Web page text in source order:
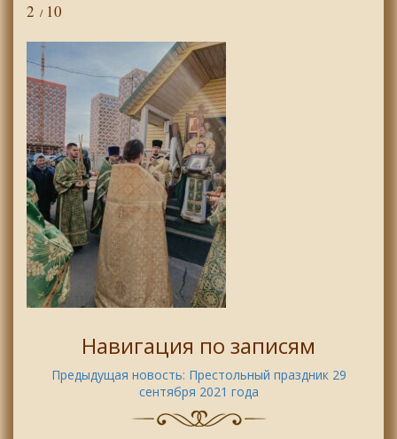
2 10
Навигация по записям
Предыдущая новость: Престольный праздник 29
сентября 2021 года